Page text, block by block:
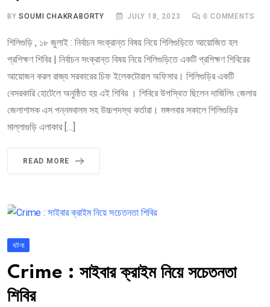
BYSOUMI CHAKRABORTY JULY 18, 2023 0 COMMENTS
শিলিগুড়ি , ১৮ জুলাই : নির্বাচন সংক্রান্ত বিষয় নিয়ে শিলিগুড়িতে আয়োজিত হল
প্রশিক্ষণ শিবির | নির্বাচন সংক্রান্ত বিষয় নিয়ে শিলিগুড়িতে একটি প্রশিক্ষণ শিবিরের
আয়োজন করল রাজ্য সরকারের চিফ ইলেকটোরাল অফিসার। শিলিগুড়ির একটি
বেসরকারি হোটেলে অনুষ্ঠিত হয় এই শিবির । শিবিরে উপস্থিত ছিলেন দার্জিলিং জেলার
জেলাশাসক এস পন্নমবালম সহ উচ্চপদস্থ কর্তারা। মঙ্গলবার সকালে শিলিগুড়ির
মাল্লাগুড়ি এলাকার […]
READ MORE
ঘটনা
Crime : সাইবার ক্রাইম নিয়ে সচেতনতা
শিবির